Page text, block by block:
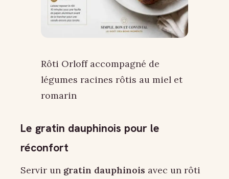
Rôti Orloff accompagné de
légumes racines rôtis au miel et
romarin
Le gratin dauphinois pour le
réconfort
Servir un gratin dauphinois avec un rôti